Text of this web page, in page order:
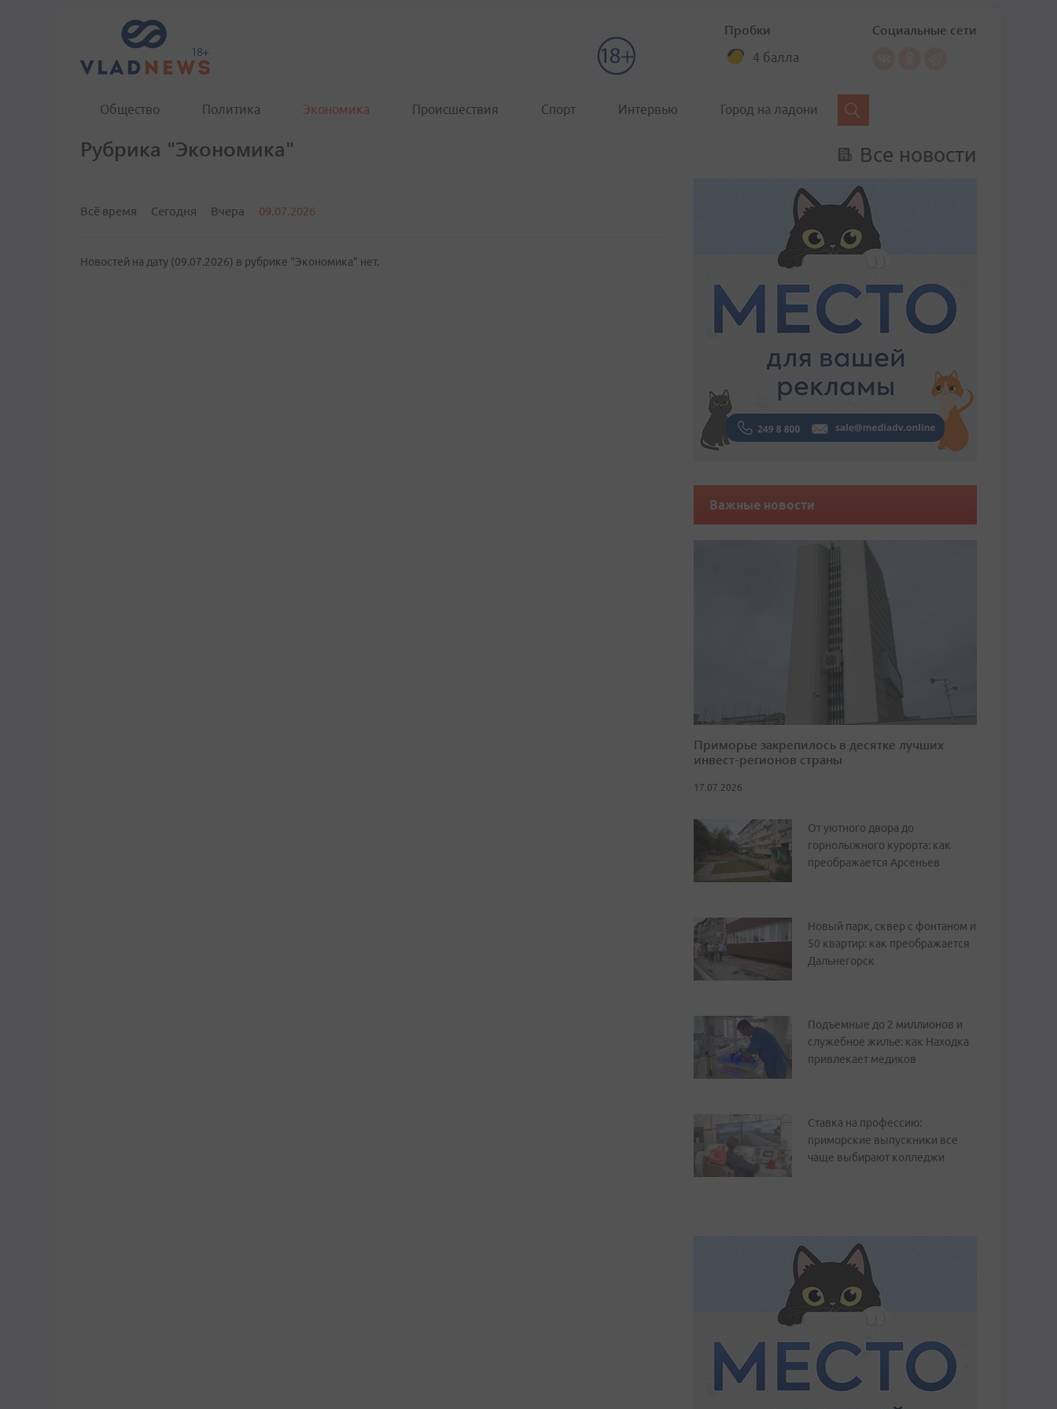
Пробки
4 балла
Социальные сети
Общество Политика Экономика Происшествия Спорт Интервью Город на ладони
Рубрика "Экономика" Все новости
Всё время Сегодня Вчера 09.07.2026
Новостей на дату (09.07.2026) в рубрике "Экономика" нет.
Важные новости
Приморье закрепилось в десятке лучших
инвест-регионов страны
17.07.2026
От уютного двора до
горнолыжного курорта: как
преображается Арсеньев
Новый парк, сквер с фонтаном и
50 квартир: как преображается
Дальнегорск
Подъемные до 2 миллионов и
служебное жилье: как Находка
привлекает медиков
Ставка на профессию:
приморские выпускники все
чаще выбирают колледжи